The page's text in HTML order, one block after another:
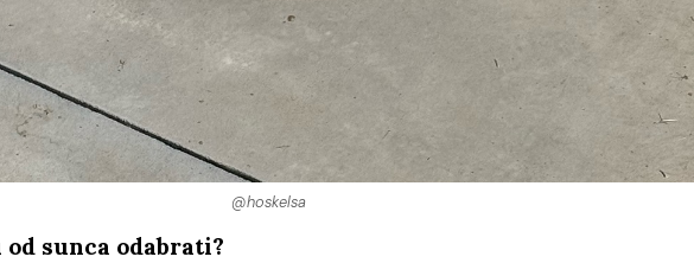
@hoskelsa
sunca odabrati?